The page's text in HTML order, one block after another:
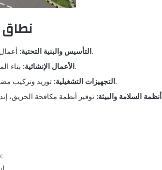
🏗️
التأسيس والبنية التحتية:أعمال الحفر، التمديدات الأرضية للوقود، وتركيب الخزانات.
الأعمال الإنشائية:بناء المظلات، المباني الإدارية، المحلات التجارية، والمطاعم.
التجهيزات التشغيلية:توريد وتركيب مضخات الوقود، أنظمة التوزيع، وأنظمة الدفع الإلكتروني.
أنظمة السلامة والبيئة: توفير أنظمة مكافحة الحريق،
قبل بدء البناء، يجب على المقاول أو المالك استيفاء التالي: